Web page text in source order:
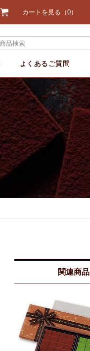
カートを見る 0
よくあるご質問
関連商品